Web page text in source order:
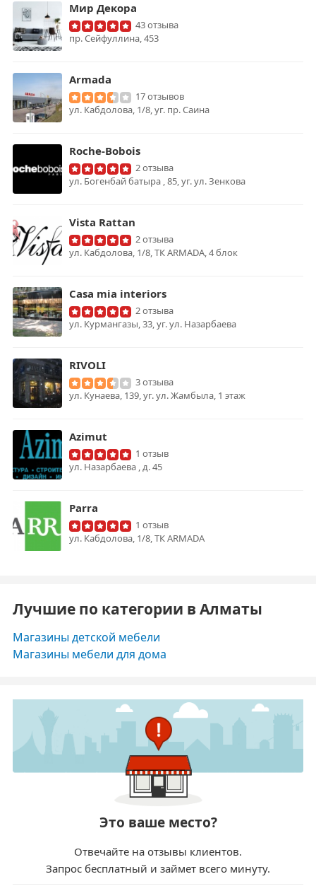
Мир Декора
43 отзыва
пр. Сейфуллина, 453
Armada
17 отзывов
ул. Кабдолова, 1/8, уг. пр. Саина
Roche-Bobois
2 отзыва
ул. Богенбай батыра , 85, уг. ул. Зенкова
Vista Rattan
2 отзыва
ул. Кабдолова, 1/8, ТК ARMADA, 4 блок
Casa mia interiors
2 отзыва
ул. Курмангазы, 33, уг. ул. Назарбаева
RIVOLI
3 отзыва
ул. Кунаева, 139, уг. ул. Жамбыла, 1 этаж
Azimut
1 отзыв
ул. Назарбаева , д. 45
Parra
1 отзыв
ул. Кабдолова, 1/8, ТК ARMADA
Лучшие по категории в Алматы
Магазины детской мебели
Магазины мебели для дома
Это ваше место?
Отвечайте на отзывы клиентов.
Запрос бесплатный и займет всего минуту.